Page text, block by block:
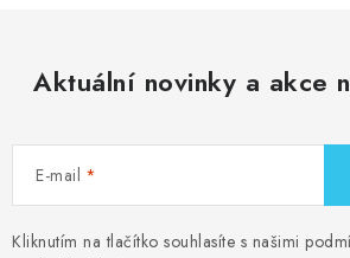
Aktuální novinky a akce
E-mail
Kliknutím na tlačítko souhlasíte s našimi